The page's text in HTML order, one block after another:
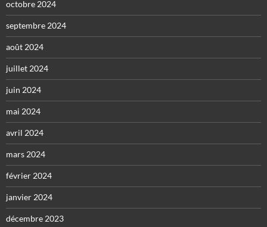
octobre 2024
septembre 2024
août 2024
juillet 2024
juin 2024
mai 2024
avril 2024
mars 2024
février 2024
janvier 2024
décembre 2023